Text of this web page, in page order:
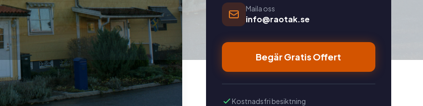
Maila oss
info@raotak.se
Begär Gratis Offert
Kostnadsfri besiktning